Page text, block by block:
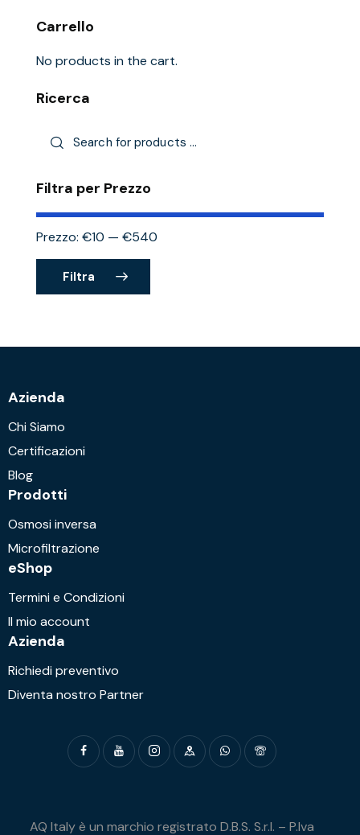
Carrello
No products in the cart.
Ricerca
Filtra per Prezzo
Filtra
Prezzo: €10 — €540
Azienda
Chi Siamo
Certificazioni
Blog
Prodotti
Osmosi inversa
Microfiltrazione
eShop
Termini e Condizioni
Il mio account
Azienda
Richiedi preventivo
Diventa nostro Partner
AQ Italy è un marchio registrato D.B.S. S.r.l. – P.Iva